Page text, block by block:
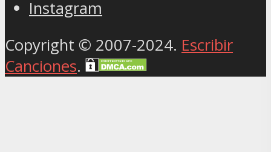
Instagram
Copyright © 2007-2024. Escribir
Canciones.